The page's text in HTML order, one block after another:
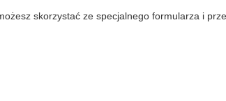
skorzystać ze specjalnego formularza i